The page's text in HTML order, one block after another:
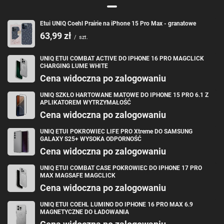
Kolekcja Heldro Mag została przetestowana w zakresie
odporności na upadki z wysokości do 4 metrów która
została potwierdzona certyfikatem 13 Feet Concrete co
sprawia, iż jest to niemal pancerna ochrona telefonu. Twój
iPhone zasługuje na najlepszą możliwą ochronę, jaka
istnieje. Wybierz Uniq Heldro Mag i podaruj mu najwyższy
poziom ochrony.
Każde etui posiada wszelkie niezbędne wycięcia na porty i
przeszkód w codziennej pracy urządzenia.
Ładuj bezprzewodowo!
Etui wyposażono w magnetyczny pierścień kompatybilny z
bezprzewodową ładowarką MagSafe, zapewniając szybkie
i łatwe ładowanie. Wystarczy przyłożyć bezprzewodową
ładowarkę do obudowy etui, a rozpocznie się proces
ładowania urządzenia.
Trwałe materiały
Do produkcji tej kolekcji etui ochronnych wykorzystano
materiały klasy premium. Każde etui wykonano z twardego
Etui UNIQ Coehl Prairie na iPhone 15 Pro Max - granatowe
63,99 zł / szt.
UNIQ ETUI COMBAT ACTIVE DO IPHONE 16 PRO MAGCLICK
CHARGING LUME WHITE
Cena widoczna po zalogowaniu
UNIQ SZKŁO HARTOWANE MATOWE DO IPHONE 15 PRO 6.1 Z
APLIKATOREM WYTRZYMAŁOŚĆ
Cena widoczna po zalogowaniu
UNIQ ETUI POKROWIEC LIFE PRO Xtreme DO SAMSUNG
GALAXY S25+ WYSOKA ODPORNOŚĆ
Cena widoczna po zalogowaniu
UNIQ ETUI COMBAT CASE POKROWIEC DO IPHONE 17 PRO
MAX MAGSAFE MAGCLICK
Cena widoczna po zalogowaniu
UNIQ ETUI COEHL LUMINO DO IPHONE 16 PRO MAX 6.9
MAGNETYCZNE DO ŁADOWANIA